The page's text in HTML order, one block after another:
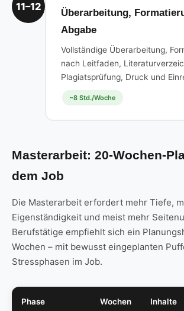
11–12
Überarbeitung,
Abgabe
Vollständige Überarbeitung,
nach Leitfaden,
Plagiatsprüfung, Druck und
~8 Std./Woche
Masterarbeit: 20-Wochen-
dem Job
Die Masterarbeit erfordert mehr Tiefe,
Eigenständigkeit und meist mehr
Berufstätige empfiehlt sich ein
Wochen – mit bewusst eingeplanten
Stressphasen im Job.
Phase Wochen Inhalte